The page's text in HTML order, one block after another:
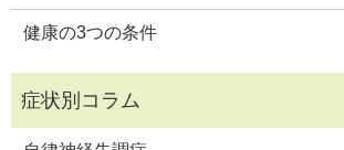
健康の3つの条件